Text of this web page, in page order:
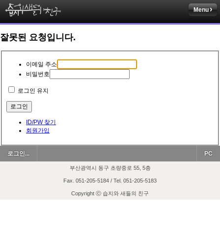
Menu
잘못된 요청입니다.
이메일 주소
비밀번호
로그인 유지
ID/PW 찾기
회원가입
로그인... PC
부산광역시 동구 초량중로 55, 5층
Fax. 051-205-5184 / Tel. 051-205-5183
Copyright ⓒ 습지와 새들의 친구